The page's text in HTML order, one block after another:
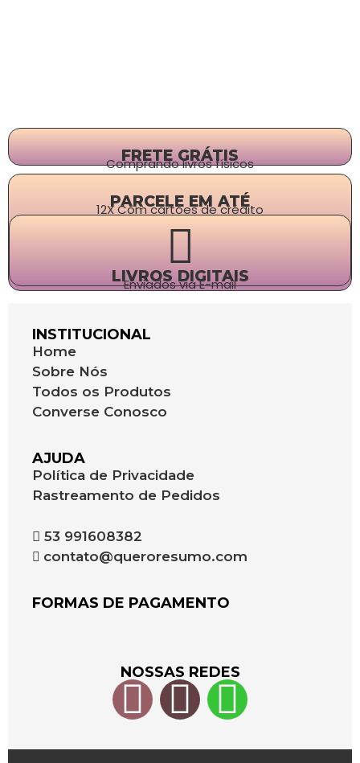
FRETE GRÁTIS
Comprando livros físicos
PARCELE EM ATÉ
12X Com cartões de crédito
LIVROS DIGITAIS
Enviados via E-mail
INSTITUCIONAL
Home
Sobre Nós
Todos os Produtos
Converse Conosco
AJUDA
Política de Privacidade
Rastreamento de Pedidos
53 991608382
contato@queroresumo.com
FORMAS DE PAGAMENTO
NOSSAS REDES